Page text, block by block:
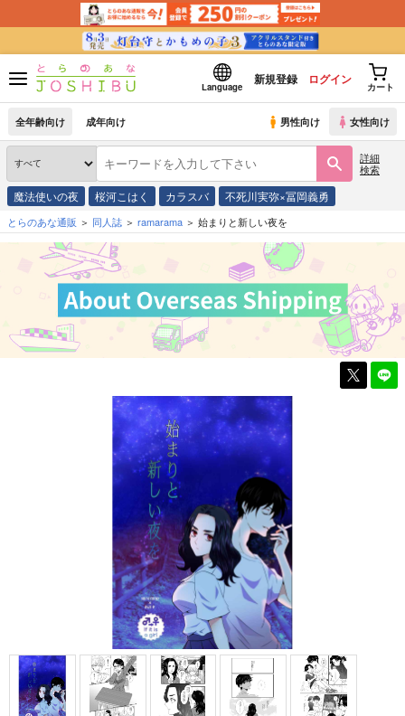
Language
新規登録 ログイン
カート
全年齢向け 成年向け 男性向け 女性向け
詳細
検索
魔法使いの夜 桜河こはく カラスバ 不死川実弥×冨岡義勇
とらのあな通販 同人誌 ramarama 始まりと新しい夜を